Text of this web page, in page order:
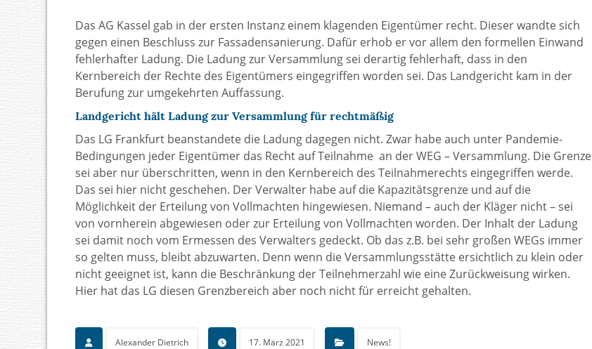
Das AG Kassel gab in der ersten Instanz einem klagenden Eigentümer recht. Dieser wandte sich
gegen einen Beschluss zur Fassadensanierung. Dafür erhob er vor allem den formellen Einwand
fehlerhafter Ladung. Die Ladung zur Versammlung sei derartig fehlerhaft, dass in den
Kernbereich der Rechte des Eigentümers eingegriffen worden sei. Das Landgericht kam in der
Berufung zur umgekehrten Auffassung.
Landgericht hält Ladung zur Versammlung für rechtmäßig
Das LG Frankfurt beanstandete die Ladung dagegen nicht. Zwar habe auch unter Pandemie-
Bedingungen jeder Eigentümer das Recht auf Teilnahme an der WEG – Versammlung. Die Grenze
sei aber nur überschritten, wenn in den Kernbereich des Teilnahmerechts eingegriffen werde.
Das sei hier nicht geschehen. Der Verwalter habe auf die Kapazitätsgrenze und auf die
Möglichkeit der Erteilung von Vollmachten hingewiesen. Niemand – auch der Kläger nicht – sei
von vornherein abgewiesen oder zur Erteilung von Vollmachten worden. Der Inhalt der Ladung
sei damit noch vom Ermessen des Verwalters gedeckt. Ob das z.B. bei sehr großen WEGs immer
so gelten muss, bleibt abzuwarten. Denn wenn die Versammlungsstätte ersichtlich zu klein oder
nicht geeignet ist, kann die Beschränkung der Teilnehmerzahl wie eine Zurückweisung wirken.
Hier hat das LG diesen Grenzbereich aber noch nicht für erreicht gehalten.
Alexander Dietrich 17. März 2021 News!